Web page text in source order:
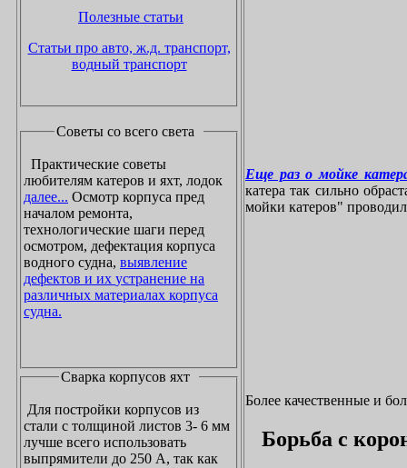
Полезные статьи
Статьи про авто, ж.д. транспорт,
водный транспорт
Советы со всего света
Практические советы
любителям катеров и яхт, лодок
далее... Осмотр корпуса пред
началом ремонта,
технологические шаги перед
осмотром, дефектация корпуса
водного судна, выявление
дефектов и их устранение на
различных материалах корпуса
судна.
Сварка корпусов яхт
Для постройки корпусов из
стали с толщиной листов 3- 6 мм
лучше всего использовать
выпрямители до 250 А, так как
Еще раз о мойке
катера так сильно
мойки катеров"
Более качественные и
Борьба с